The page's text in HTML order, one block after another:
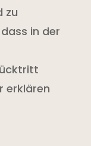
zu
in der
erklären